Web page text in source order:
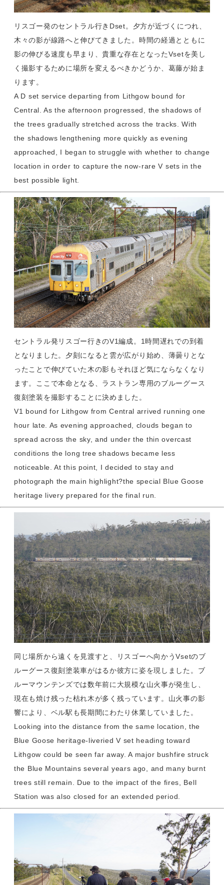
リスゴー発のセントラル行きDset。夕方が近づくにつれ、
木々の影が線路へと伸びてきました。時間の経過とともに
影の伸びる速度も早まり、貴重な存在となったVsetを美し
く撮影するために場所を変えるべきかどうか、葛藤が始ま
ります。
A D set service departing from Lithgow bound for
Central. As the afternoon progressed, the shadows of
the trees gradually stretched across the tracks. With
the shadows lengthening more quickly as evening
approached, I began to struggle with whether to change
location in order to capture the now-rare V sets in the
best possible light.
セントラル発リスゴー行きのV1編成。1時間遅れでの到着
となりました。夕刻になると雲が広がり始め、薄曇りとな
ったことで伸びていた木の影もそれほど気にならなくなり
ます。ここで本命となる、ラストラン専用のブルーグース
復刻塗装を撮影することに決めました。
V1 bound for Lithgow from Central arrived running one
hour late. As evening approached, clouds began to
spread across the sky, and under the thin overcast
conditions the long tree shadows became less
noticeable. At this point, I decided to stay and
photograph the main highlight?the special Blue Goose
heritage livery prepared for the final run.
同じ場所から遠くを見渡すと、リスゴーへ向かうVsetのブ
ルーグース復刻塗装車がはるか彼方に姿を現しました。ブ
ルーマウンテンズでは数年前に大規模な山火事が発生し、
現在も焼け残った枯れ木が多く残っています。山火事の影
響により、ベル駅も長期間にわたり休業していました。
Looking into the distance from the same location, the
Blue Goose heritage-liveried V set heading toward
Lithgow could be seen far away. A major bushfire struck
the Blue Mountains several years ago, and many burnt
trees still remain. Due to the impact of the fires, Bell
Station was also closed for an extended period.